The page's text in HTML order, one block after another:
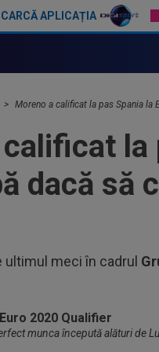
APLICAȚIA
Moreno a calificat la pas Spania la
la
dacă să
ultimul meci în cadrul
munca începută alături de